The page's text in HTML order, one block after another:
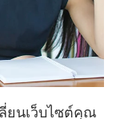
ยนเว็บไซต์คุณ